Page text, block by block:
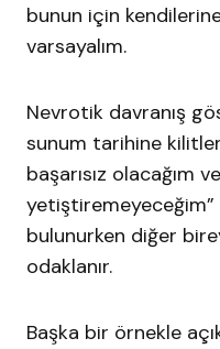
bunun için
varsayalım.
Nevrotik davranış
sunum tarihine
başarısız olacağım
bulunurken diğer
odaklanır.
Başka bir örnekle